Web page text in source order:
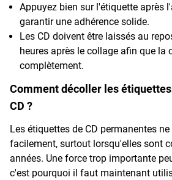
Appuyez bien sur l'étiquette après
garantir une adhérence solide.
Les CD doivent être laissés au
heures après le collage afin que la
complètement.
Comment décoller les
CD ?
Les étiquettes de CD permanentes
facilement, surtout lorsqu'elles sont
années. Une force trop importante
c'est pourquoi il faut maintenant